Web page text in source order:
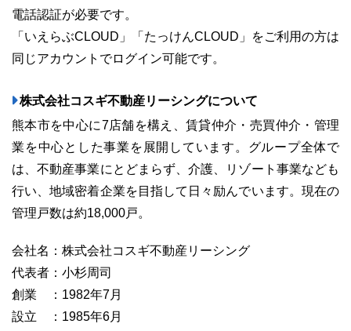
電話認証が必要です。
「いえらぶCLOUD」「たっけんCLOUD」をご利用の方は
同じアカウントでログイン可能です。
株式会社コスギ不動産リーシングについて
熊本市を中心に7店舗を構え、賃貸仲介・売買仲介・管理
業を中心とした事業を展開しています。グループ全体で
は、不動産事業にとどまらず、介護、リゾート事業なども
行い、地域密着企業を目指して日々励んでいます。現在の
管理戸数は約18,000戸。
会社名：株式会社コスギ不動産リーシング
代表者：小杉周司
創業 ：1982年7月
設立 ：1985年6月